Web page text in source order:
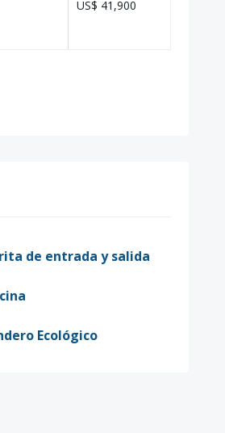
US$ 41,900
de entrada y salida
Ecológico